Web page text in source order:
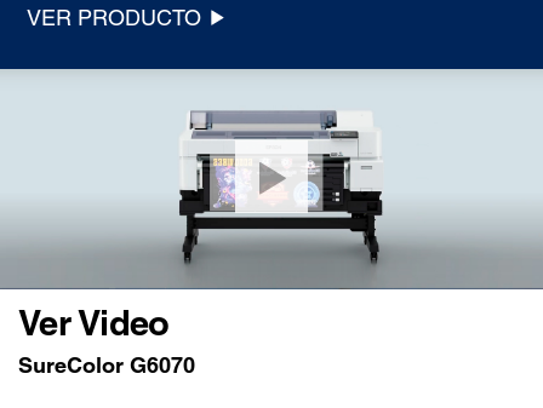
VER PRODUCTO
Ver Video
SureColor G6070